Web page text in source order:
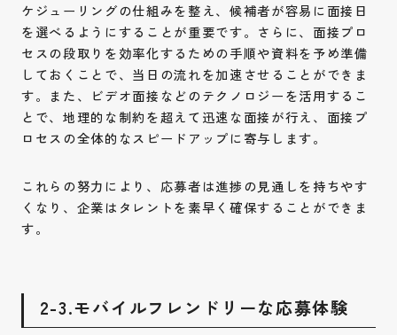
ケジューリングの仕組みを整え、候補者が容易に面接日
を選べるようにすることが重要です。さらに、面接プロ
セスの段取りを効率化するための手順や資料を予め準備
しておくことで、当日の流れを加速させることができま
す。また、ビデオ面接などのテクノロジーを活用するこ
とで、地理的な制約を超えて迅速な面接が行え、面接プ
ロセスの全体的なスピードアップに寄与します。
これらの努力により、応募者は進捗の見通しを持ちやす
くなり、企業はタレントを素早く確保することができま
す。
2-3.モバイルフレンドリーな応募体験